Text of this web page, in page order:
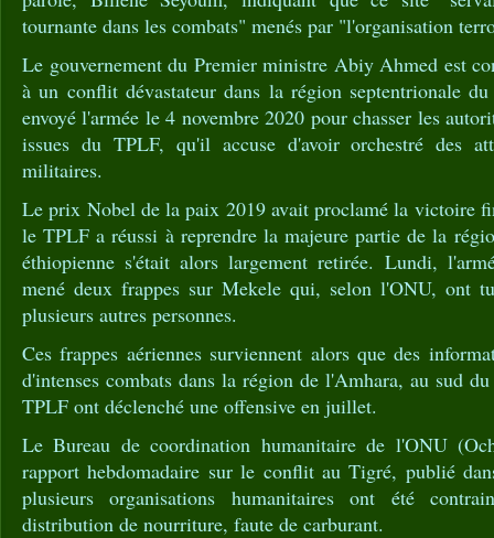
tournante dans les combats" menés par "l'organisation
Le gouvernement du Premier ministre Abiy Ahmed est
à un conflit dévastateur dans la région septentrionale
envoyé l'armée le 4 novembre 2020 pour chasser les
issues du TPLF, qu'il accuse d'avoir orchestré des
militaires.
Le prix Nobel de la paix 2019 avait proclamé la victoire
le TPLF a réussi à reprendre la majeure partie de la
éthiopienne s'était alors largement retirée. Lundi,
mené deux frappes sur Mekele qui, selon l'ONU, ont
plusieurs autres personnes.
Ces frappes aériennes surviennent alors que des
d'intenses combats dans la région de l'Amhara, au sud
TPLF ont déclenché une offensive en juillet.
Le Bureau de coordination humanitaire de l'ONU
rapport hebdomadaire sur le conflit au Tigré, publié
plusieurs organisations humanitaires ont été
distribution de nourriture, faute de carburant.